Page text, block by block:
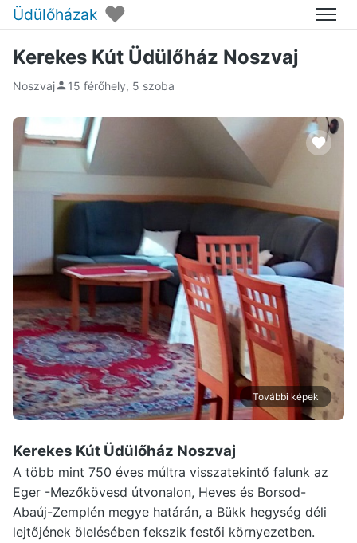
Üdülőházak ♥ Menü
Kerekes Kút Üdülőház Noszvaj
Noszvaj 15 férőhely, 5 szoba
További képek
Kerekes Kút Üdülőház Noszvaj
A több mint 750 éves múltra visszatekintő falunk az
Eger -Mezőkövesd útvonalon, Heves és Borsod-
Abaúj-Zemplén megye határán, a Bükk hegység déli
lejtőjének ölelésében fekszik festői környezetben.